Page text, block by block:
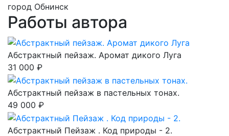
город Обнинск
Работы автора
Абстрактный пейзаж. Аромат дикого Луга
31 000 ₽
Абстрактный пейзаж в пастельных тонах.
49 000 ₽
Абстрактный Пейзаж . Код природы - 2.